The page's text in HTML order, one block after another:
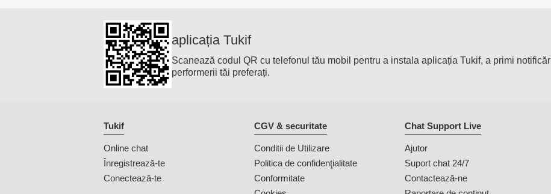
aplicația Tukif
Scanează codul QR cu telefonul tău mobil pentru a instala aplicația Tukif, a primi
performerii tăi preferați.
Tukif
Online chat
Înregistrează-te
Conectează-te
CGV & securitate
Conditii de Utilizare
Politica de confidenţialitate
Conformitate
Chat Support Live
Ajutor
Suport chat 24/7
Contactează-ne